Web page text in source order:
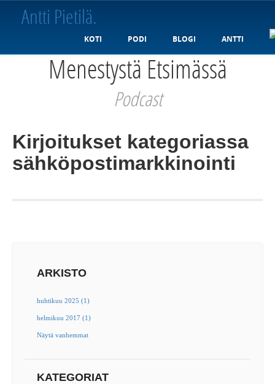
Antti Pietilä.
KOTI PODI BLOGI ANTTI
Menestystä Etsimässä
Podcast
Kirjoitukset kategoriassa
sähköpostimarkkinointi
ARKISTO
huhtikuu 2025 (1)
helmikuu 2017 (1)
Näytä vanhemmat
KATEGORIAT